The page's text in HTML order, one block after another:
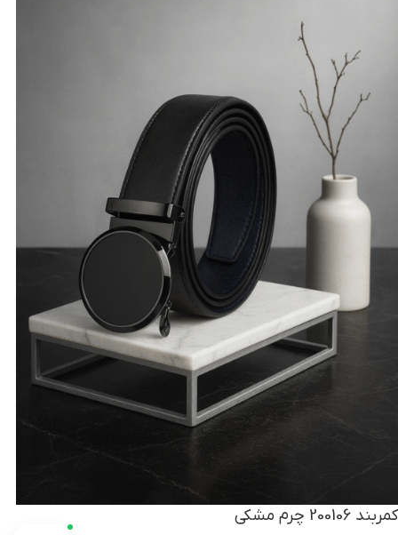
برای انتخاب سایز مطمئن نیستی؟
من کمکت می‌کنم 👋
کمربند 200106‏ ‏چرم‏ ‏مشکی‏